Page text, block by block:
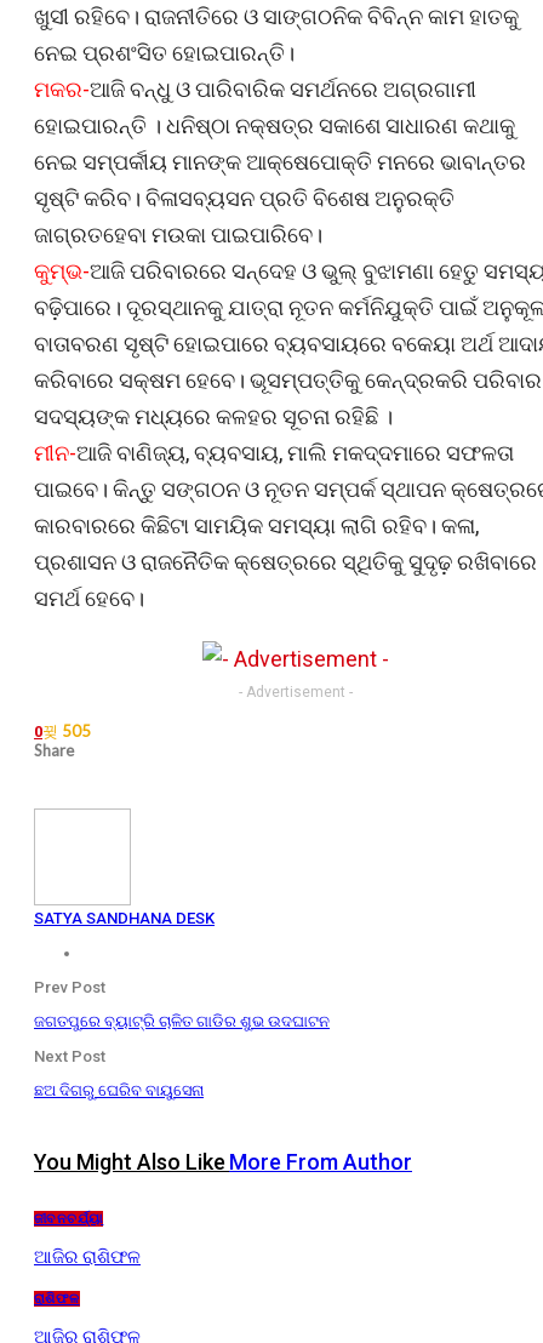
ଖୁସୀ ରହିବେ। ରାଜନୀତିରେ ଓ ସାଙ୍ଗଠନିକ ବିବିନ୍ନ କାମ ହାତକୁ
ନେଇ ପ୍ରଶଂସିତ ହୋଇପାରନ୍ତି।
ମକର-ଆଜି ବନ୍ଧୁ ଓ ପାରିବାରିକ ସମର୍ଥନରେ ଅଗ୍ରଗାମୀ
ହୋଇପାରନ୍ତି । ଧନିଷ୍ଠା ନକ୍ଷତ୍ର ସକାଶେ ସାଧାରଣ କଥାକୁ
ନେଇ ସମ୍ପର୍କୀୟ ମାନଙ୍କ ଆକ୍ଷେପୋକ୍ତି ମନରେ ଭାବାନ୍ତର
ସୃଷ୍ଟି କରିବ। ବିଳାସବ୍ୟସନ ପ୍ରତି ବିଶେଷ ଅନୁରକ୍ତି
ଜାଗ୍ରତହେବା ମଉକା ପାଇପାରିବେ।
କୁମ୍ଭ-ଆଜି ପରିବାରରେ ସନ୍ଦେହ ଓ ଭୁଲ୍‌ ବୁଝାମଣା ହେତୁ
ବଢ଼ିପାରେ। ଦୂରସ୍ଥାନକୁ ଯାତ୍ରା ନୂତନ କର୍ମନିଯୁକ୍ତି ପାଇଁ
ବାତାବରଣ ସୃଷ୍ଟି ହୋଇପାରେ ବ୍ୟବସାୟରେ ବକେୟା ଅର୍ଥ
କରିବାରେ ସକ୍ଷମ ହେବେ। ଭୂସମ୍ପତ୍ତିକୁ କେନ୍ଦ୍ରକରି ପରିବାର
ସଦସ୍ୟଙ୍କ ମଧ୍ୟରେ କଳହର ସୂଚନା ରହିଛି ।
ମୀନ-ଆଜି ବାଣିଜ୍ୟ, ବ୍ୟବସାୟ, ମାଲି ମକଦ୍ଦମାରେ ସଫଳତା
ପାଇବେ। କିନ୍ତୁ ସଙ୍ଗଠନ ଓ ନୂତନ ସମ୍ପର୍କ ସ୍ଥାପନ
କାରବାରରେ କିଛିଟା ସାମୟିକ ସମସ୍ୟା ଲାଗି ରହିବ। କଳା,
ପ୍ରଶାସନ ଓ ରାଜନୈତିକ କ୍ଷେତ୍ରରେ ସ୍ଥିତିକୁ ସୁଦୃଢ଼ ରଖିବାରେ
ସମର୍ଥ ହେବେ।
- Advertisement -
0
505
Share
SATYA SANDHANA DESK
Prev Post
ଜଗତପୁରେ ବ୍ୟାଟ୍ରି ଚାଳିତ ଗାଡିର ଶୁଭ ଉଦଘାଟନ
Next Post
ଛଅ ଦିଗରୁ ଘେରିବ ବାୟୁସେନା
You Might Also Like More From Author
ଜୀବନଚର୍ଯ୍ୟା
ଆଜିର ରାଶିଫଳ
ରାଶିଫଳ
ଆଜିର ରାଶିଫଳ